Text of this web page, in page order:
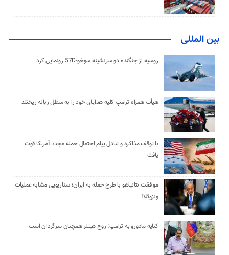
بین المللی
روسیه از جنگنده دو سرنشینه سوخو-57D رونمایی کرد
هیأت همراه ترامپ کلیه هدایای خود را به سطل زباله ریختند
با توقف مذاکره و تبادل پیام احتمال حمله مجدد آمریکا قوت
یافت
موافقت نتانیاهو با طرح حمله به ایران؛ سناریویی مشابه عملیات
ونزوئلا!
کنایه مادورو به ترامپ: روح هیتلر همچنان سرگردان است